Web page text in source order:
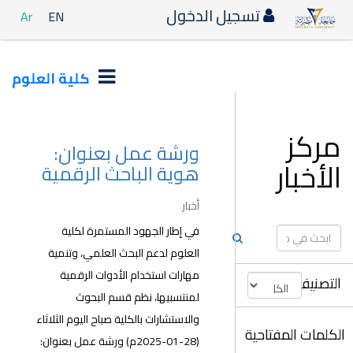
Ar EN
ورشة عمل بعنوان:
هوية الباحث الرقمية
في إطار الجهود المستمرة لكلية
العلوم لدعم البحث العلمي، وتنمية
مهارات استخدام الأدوات الرقمية
لمنتسبيها، نظم قسم البحوث
والاستشارات بالكلية صباح اليوم الثلاثاء
(28-01-2025م) ورشة عمل بعنوان: